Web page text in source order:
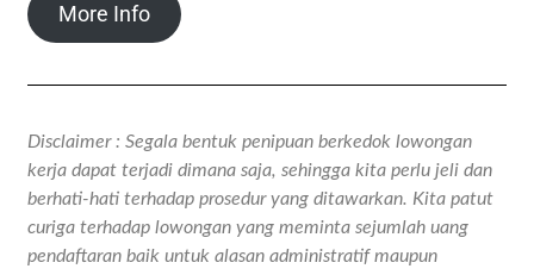
More Info
Disclaimer : Segala bentuk penipuan berkedok lowongan
kerja dapat terjadi dimana saja, sehingga kita perlu jeli dan
berhati-hati terhadap prosedur yang ditawarkan. Kita patut
curiga terhadap lowongan yang meminta sejumlah uang
pendaftaran baik untuk alasan administratif maupun